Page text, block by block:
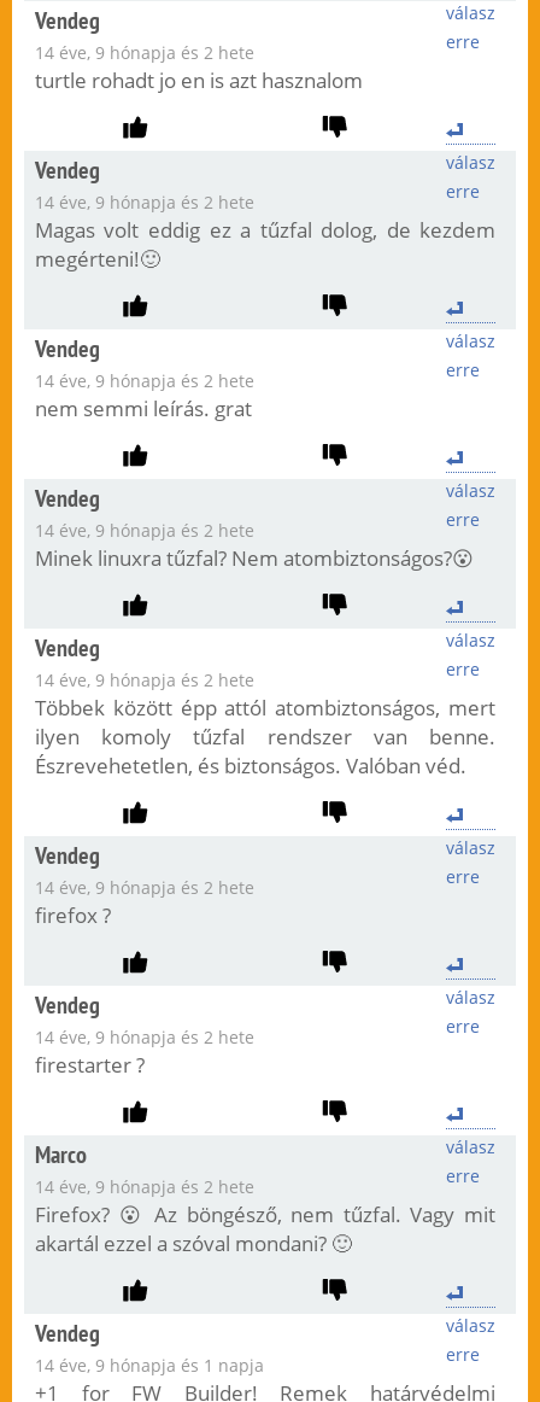
válasz
erre
Vendeg
14 éve, 9 hónapja és 2 hete
turtle rohadt jo en is azt hasznalom
válasz
erre
Vendeg
14 éve, 9 hónapja és 2 hete
Magas volt eddig ez a tűzfal dolog, de kezdem
megérteni!🙂
válasz
erre
Vendeg
14 éve, 9 hónapja és 2 hete
nem semmi leírás. grat
válasz
erre
Vendeg
14 éve, 9 hónapja és 2 hete
Minek linuxra tűzfal? Nem atombiztonságos?😮
válasz
erre
Vendeg
14 éve, 9 hónapja és 2 hete
Többek között épp attól atombiztonságos, mert
ilyen komoly tűzfal rendszer van benne.
Észrevehetetlen, és biztonságos. Valóban véd.
válasz
erre
Vendeg
14 éve, 9 hónapja és 2 hete
firefox ?
válasz
erre
Vendeg
14 éve, 9 hónapja és 2 hete
firestarter ?
válasz
erre
Marco
14 éve, 9 hónapja és 2 hete
Firefox? 😮 Az böngésző, nem tűzfal. Vagy mit
akartál ezzel a szóval mondani? 🙂
válasz
erre
Vendeg
14 éve, 9 hónapja és 1 napja
+1 for FW Builder! Remek határvédelmi